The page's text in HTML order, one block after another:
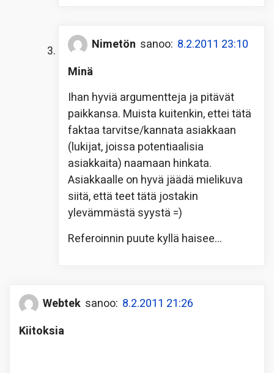
Nimetön sanoo: 8.2.2011 23:10
Minä
Ihan hyviä argumentteja ja pitävät
paikkansa. Muista kuitenkin, ettei tätä
faktaa tarvitse/kannata asiakkaan
(lukijat, joissa potentiaalisia
asiakkaita) naamaan hinkata.
Asiakkaalle on hyvä jäädä mielikuva
siitä, että teet tätä jostakin
ylevämmästä syystä =)
Referoinnin puute kyllä haisee…
Webtek sanoo: 8.2.2011 21:26
Kiitoksia